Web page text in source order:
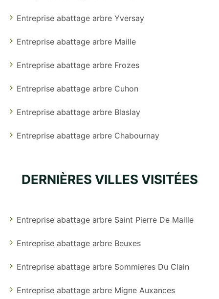
Entreprise abattage arbre Yversay
Entreprise abattage arbre Maille
Entreprise abattage arbre Frozes
Entreprise abattage arbre Cuhon
Entreprise abattage arbre Blaslay
Entreprise abattage arbre Chabournay
DERNIÈRES VILLES VISITÉES
Entreprise abattage arbre Saint Pierre De Maille
Entreprise abattage arbre Beuxes
Entreprise abattage arbre Sommieres Du Clain
Entreprise abattage arbre Migne Auxances